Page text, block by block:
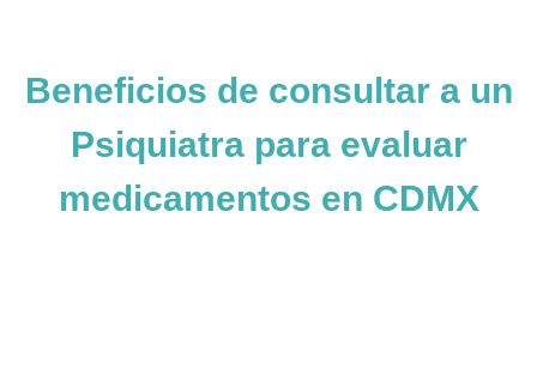
Beneficios de consultar a un
Psiquiatra para evaluar
medicamentos en CDMX